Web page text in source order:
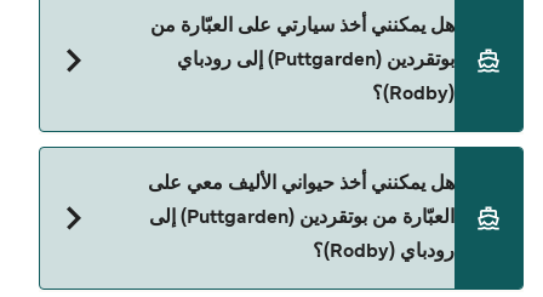
لا، حالياً غير مسموح للركاب بدون سيارة بالسفر على
العبّارة من بوتقردين (Puttgarden) إلى رودباي (Rodby).
هل يمكنني أخذ سيارتي على العبّارة من
بوتقردين (Puttgarden) إلى رودباي
(Rodby)؟
نعم، يمكنك السفر مع سيارتك على العبّارة من بوتقردين
Scandlines
هل يمكنني أخذ حيواني الأليف معي على
العبّارة من بوتقردين (Puttgarden) إلى
رودباي (Rodby)؟